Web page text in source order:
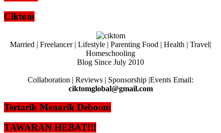
Ciktom
Married | Freelancer | Lifestyle | Parenting Food | Health | Travel|
Homeschooling
Blog Since July 2010
Collaboration | Reviews | Sponsorship |Events Email:
ciktomglobal@gmail.com
Tertarik Menarik Deboom
TAWARAN HEBAT!!!